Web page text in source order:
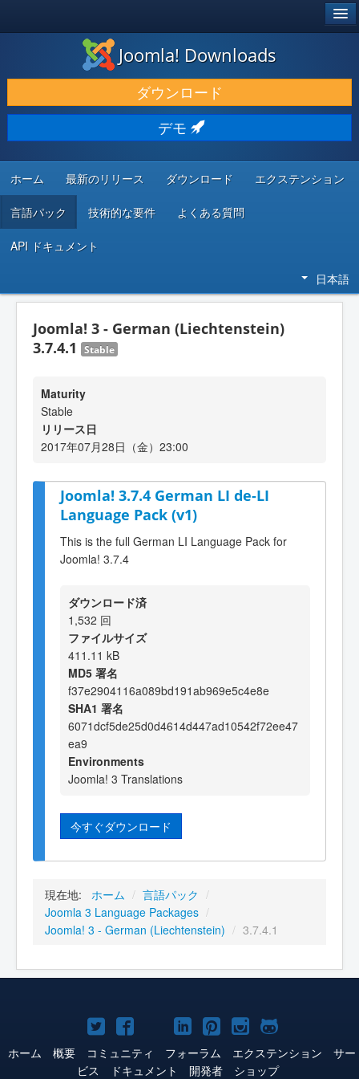
ダウンロードと機能拡張
発見と学び
コミュニティとサポート
開発者向けリソース
Joomla! Downloads
ダウンロード
デモ
ホーム 最新のリリース ダウンロード エクステンション
言語パック 技術的な要件 よくある質問
API ドキュメント
日本語
Joomla! 3 - German (Liechtenstein)
3.7.4.1
Stable
Maturity
Stable
リリース日
2017年07月28日（金）23:00
Joomla! 3.7.4 German LI de-LI
Language Pack (v1)
This is the full German LI Language Pack for
Joomla! 3.7.4
ダウンロード済
1,532 回
ファイルサイズ
411.11 kB
MD5 署名
f37e2904116a089bd191ab969e5c4e8e
SHA1 署名
6071dcf5de25d0d4614d447ad10542f72ee47
ea9
Environments
Joomla! 3 Translations
今すぐダウンロード
現在地: ホーム / 言語パック /
Joomla 3 Language Packages /
Joomla! 3 - German (Liechtenstein) / 3.7.4.1
Joomla!
Twitter
Joomla!
Facebook
Joomla!
YouTube
Joomla!
LinkedIn
Joomla!
Pinterest
Joomla!
Instagram
Joomla!
GitHub
ホーム 概要 コミュニティ フォーラム エクステンション
サー
ビス
ドキュメント 開発者 ショップ